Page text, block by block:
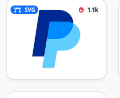
SVG 1.1k